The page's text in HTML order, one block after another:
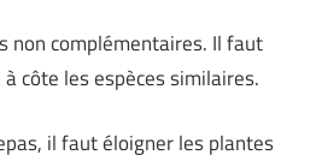
non complémentaires. Il faut
côte les espèces similaires.
il faut éloigner les plantes